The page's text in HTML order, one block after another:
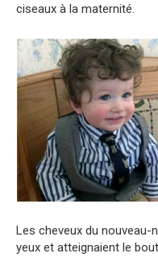
ciseaux à la maternité.
Les cheveux du
yeux et atteignaient le